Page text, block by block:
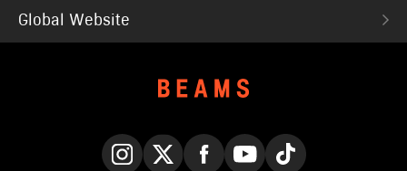
Global Website